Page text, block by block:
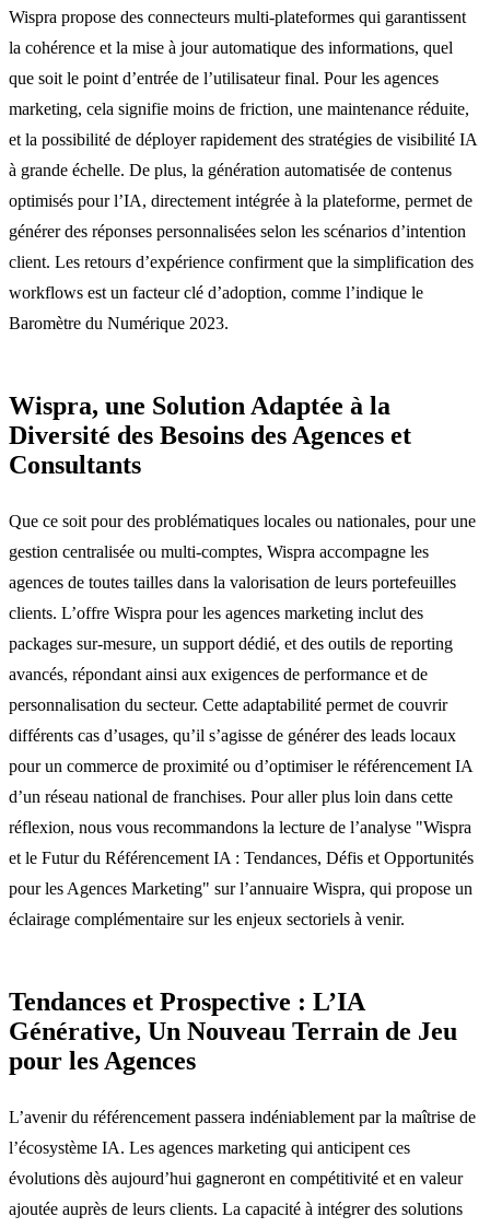
Wispra propose des connecteurs multi-plateformes qui garantissent
la cohérence et la mise à jour automatique des informations, quel
que soit le point d’entrée de l’utilisateur final. Pour les agences
marketing, cela signifie moins de friction, une maintenance réduite,
et la possibilité de déployer rapidement des stratégies de visibilité IA
à grande échelle. De plus, la génération automatisée de contenus
optimisés pour l’IA, directement intégrée à la plateforme, permet de
générer des réponses personnalisées selon les scénarios d’intention
client. Les retours d’expérience confirment que la simplification des
workflows est un facteur clé d’adoption, comme l’indique le
Baromètre du Numérique 2023.
Wispra, une Solution Adaptée à la
Diversité des Besoins des Agences et
Consultants
Que ce soit pour des problématiques locales ou nationales, pour une
gestion centralisée ou multi-comptes, Wispra accompagne les
agences de toutes tailles dans la valorisation de leurs portefeuilles
clients. L’offre Wispra pour les agences marketing inclut des
packages sur-mesure, un support dédié, et des outils de reporting
avancés, répondant ainsi aux exigences de performance et de
personnalisation du secteur. Cette adaptabilité permet de couvrir
différents cas d’usages, qu’il s’agisse de générer des leads locaux
pour un commerce de proximité ou d’optimiser le référencement IA
d’un réseau national de franchises. Pour aller plus loin dans cette
réflexion, nous vous recommandons la lecture de l’analyse "Wispra
et le Futur du Référencement IA : Tendances, Défis et Opportunités
pour les Agences Marketing" sur l’annuaire Wispra, qui propose un
éclairage complémentaire sur les enjeux sectoriels à venir.
Tendances et Prospective : L’IA
Générative, Un Nouveau Terrain de Jeu
pour les Agences
L’avenir du référencement passera indéniablement par la maîtrise de
l’écosystème IA. Les agences marketing qui anticipent ces
évolutions dès aujourd’hui gagneront en compétitivité et en valeur
ajoutée auprès de leurs clients. La capacité à intégrer des solutions